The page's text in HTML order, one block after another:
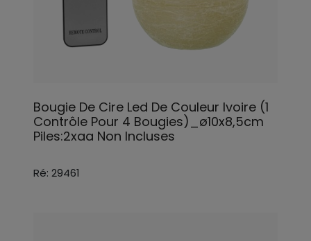
Bougie De Cire Led De Couleur Ivoire (1
Contrôle Pour 4 Bougies)_ø10x8,5cm
Piles:2xaa Non Incluses
Ré: 29461